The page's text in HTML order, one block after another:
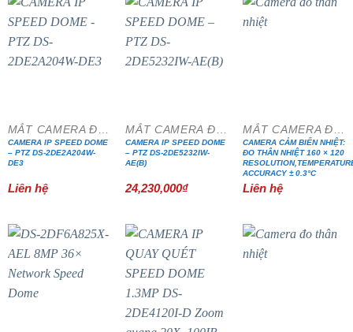
CAMERA IP SPEED DOME
– PTZ DS-2DE2A204W-
DE3
Liên hệ
CAMERA IP SPEED DOME
– PTZ DS-2DE5232IW-
AE(B)
24,230,000₫
CAMERA CẢM BIẾN NHIỆT:
ĐO THÂN NHIỆT 160 × 120
ACCURACY ± 0.3°C
Liên hệ